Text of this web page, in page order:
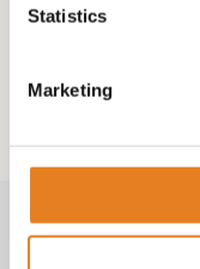
Statistics
Marketing